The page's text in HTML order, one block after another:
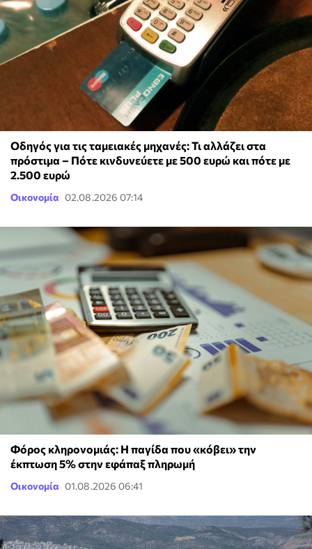
Οδηγός για τις ταμειακές μηχανές: Τι αλλάζει στα
πρόστιμα – Πότε κινδυνεύετε με 500 ευρώ και πότε με
2.500 ευρώ
Οικονομία 02.08.2026 07:14
Φόρος κληρονομιάς: Η παγίδα που «κόβει» την
έκπτωση 5% στην εφάπαξ πληρωμή
Οικονομία 01.08.2026 06:41